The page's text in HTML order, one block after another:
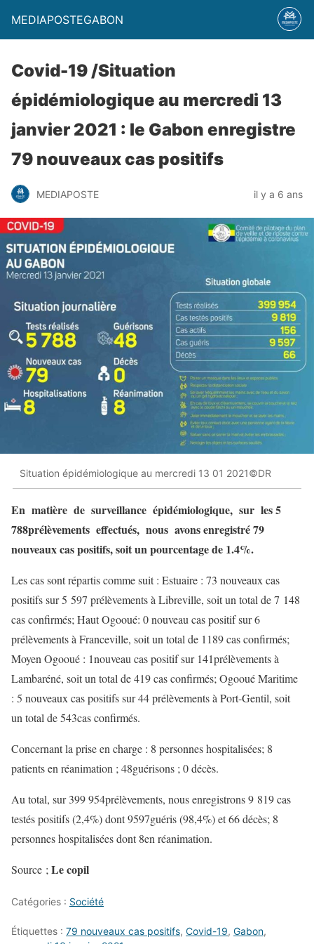
MEDIAPOSTEGABON
Covid-19 /Situation
épidémiologique au mercredi 13
janvier 2021 : le Gabon enregistre
79 nouveaux cas positifs
MEDIAPOSTE il y a 6 ans
Situation épidémiologique au mercredi 13 01 2021©DR
En matière de surveillance épidémiologique, sur les 5
788prélèvements effectués, nous avons enregistré 79
nouveaux cas positifs, soit un pourcentage de 1.4%.
Les cas sont répartis comme suit : Estuaire : 73 nouveaux cas
positifs sur 5 597 prélèvements à Libreville, soit un total de 7 148
cas confirmés; Haut Ogooué: 0 nouveau cas positif sur 6
prélèvements à Franceville, soit un total de 1189 cas confirmés;
Moyen Ogooué : 1nouveau cas positif sur 141prélèvements à
Lambaréné, soit un total de 419 cas confirmés; Ogooué Maritime
: 5 nouveaux cas positifs sur 44 prélèvements à Port-Gentil, soit
un total de 543cas confirmés.
Concernant la prise en charge : 8 personnes hospitalisées; 8
patients en réanimation ; 48guérisons ; 0 décès.
Au total, sur 399 954prélèvements, nous enregistrons 9 819 cas
testés positifs (2,4%) dont 9597guéris (98,4%) et 66 décès; 8
personnes hospitalisées dont 8en réanimation.
Source ; Le copil
Catégories : Société
Étiquettes : 79 nouveaux cas positifs, Covid-19, Gabon,